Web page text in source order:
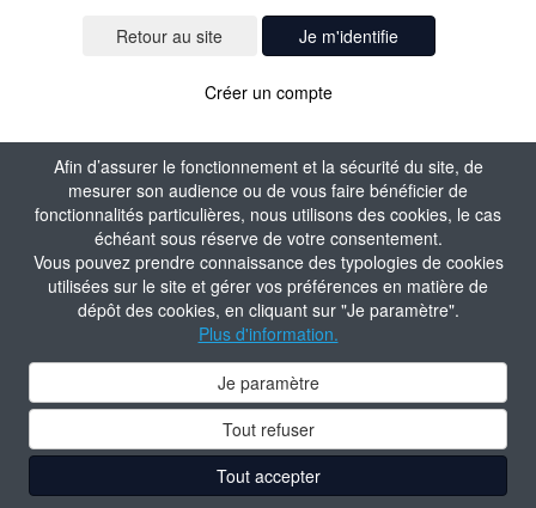
Afin d’assurer le fonctionnement et la sécurité du site, de
mesurer son audience ou de vous faire bénéficier de
fonctionnalités particulières, nous utilisons des cookies, le cas
échéant sous réserve de votre consentement.
Vous pouvez prendre connaissance des typologies de cookies
utilisées sur le site et gérer vos préférences en matière de
dépôt des cookies, en cliquant sur "Je paramètre".
Plus d'information.
Je paramètre
Tout refuser
Tout accepter
Je m'identifie
Créer un compte